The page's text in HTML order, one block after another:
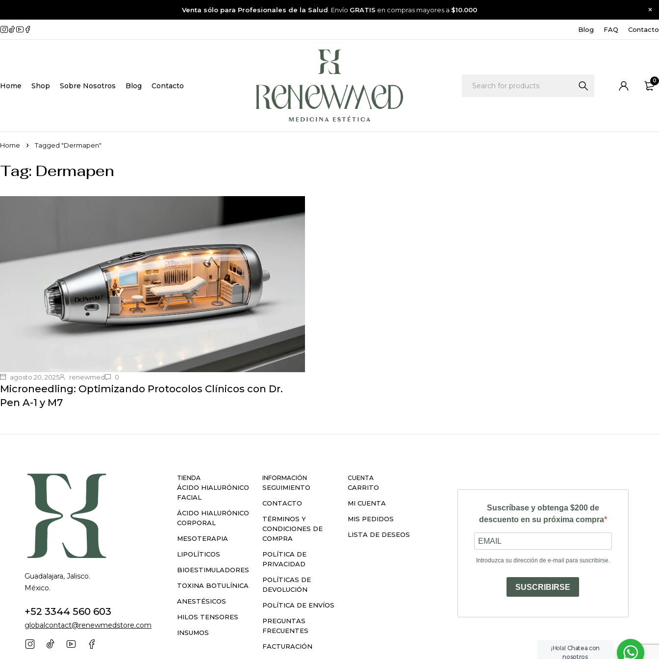
Venta sólo para Profesionales de la Salud . Envío GRATIS en compras mayores a $10.000
Blog FAQ Contacto
Home Shop Sobre Nosotros Blog Contacto
0
Home Tagged "Dermapen"
Tag: Dermapen
agosto 20, 2025 renewmed 0
Microneedling: Optimizando Protocolos Clínicos con Dr.
Pen A-1 y M7
Guadalajara, Jalisco.
México.
+52 3344 560 603
globalcontact@renewmedstore.com
TIENDA
ÁCIDO HIALURÓNICO
FACIAL
ÁCIDO HIALURÓNICO
CORPORAL
MESOTERAPIA
LIPOLÍTICOS
BIOESTIMULADORES
TOXINA BOTULÍNICA
ANESTÉSICOS
HILOS TENSORES
INSUMOS
INFORMACIÓN
SEGUIMIENTO
CONTACTO
TÉRMINOS Y
CONDICIONES DE
COMPRA
POLÍTICA DE
PRIVACIDAD
POLÍTICAS DE
DEVOLUCIÓN
POLÍTICA DE ENVÍOS
PREGUNTAS
FRECUENTES
FACTURACIÓN
CUENTA
CARRITO
MI CUENTA
MIS PEDIDOS
LISTA DE DESEOS
Suscríbase y obtenga $200 de
descuento en su próxima compra
Introduzca su dirección de e-mail para suscribirse.
SUSCRIBIRSE
¡Hola! Chatea con
nosotros